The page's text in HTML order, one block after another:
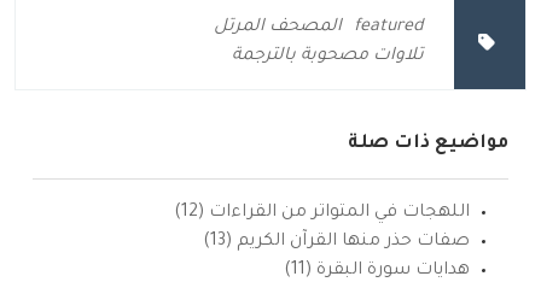
featured
المصحف المرتل
تلاوات مصحوبة بالترجمة
مواضيع ذات صلة
اللهجات في المتواتر من القراءات (12)
صفات حذر منها القرآن الكريم (13)
هدايات سورة البقرة (11)